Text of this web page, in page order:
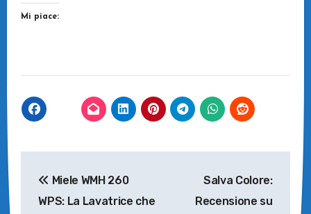
Mi piace:
articoli
Miele WMH 260
WPS: La Lavatrice che
Salva Colore:
Recensione su